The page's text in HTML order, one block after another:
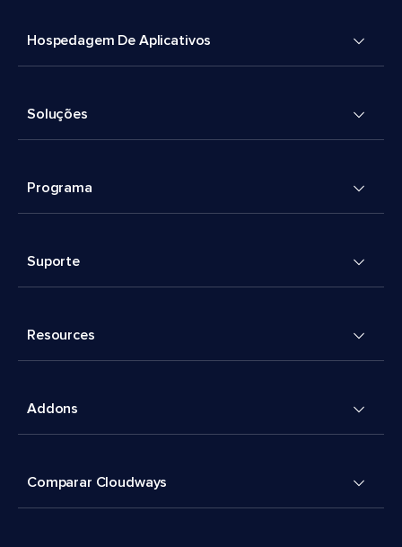
Hospedagem De Aplicativos
Soluções
Programa
Suporte
Resources
Addons
Comparar Cloudways